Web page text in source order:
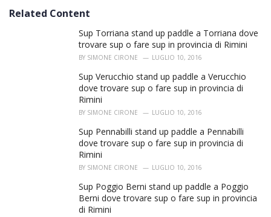
e
Related Content
Sup Torriana stand up paddle a Torriana dove
trovare sup o fare sup in provincia di Rimini
BY SIMONE CIRONE LUGLIO 10, 2016
Sup Verucchio stand up paddle a Verucchio
dove trovare sup o fare sup in provincia di
Rimini
BY SIMONE CIRONE LUGLIO 10, 2016
Sup Pennabilli stand up paddle a Pennabilli
dove trovare sup o fare sup in provincia di
Rimini
BY SIMONE CIRONE LUGLIO 10, 2016
Sup Poggio Berni stand up paddle a Poggio
Berni dove trovare sup o fare sup in provincia
di Rimini